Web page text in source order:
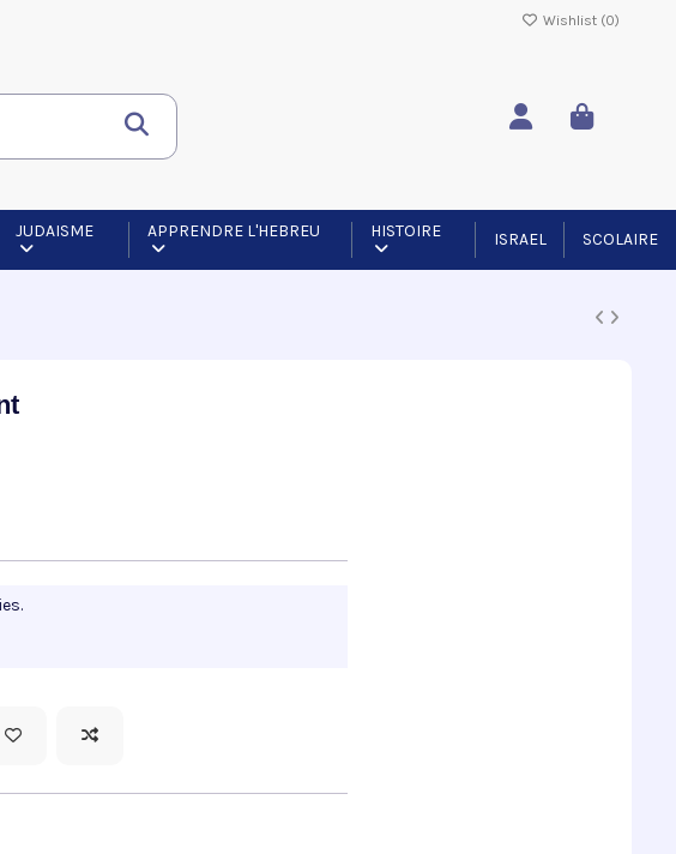
Wishlist (0)
JUDAISME APPRENDRE L'HEBREU HISTOIRE ISRAEL SCOLAIRE